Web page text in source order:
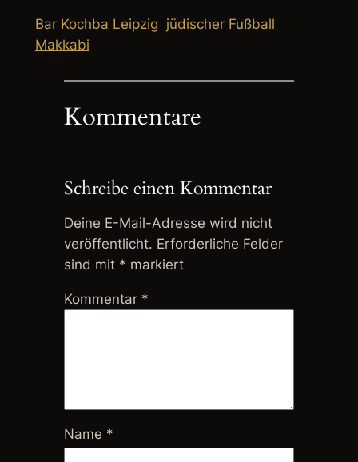
Bar Kochba Leipzig jüdischer Fußball
Makkabi
Kommentare
Schreibe einen Kommentar
Deine E-Mail-Adresse wird nicht
veröffentlicht. Erforderliche Felder
sind mit * markiert
Kommentar *
Name *